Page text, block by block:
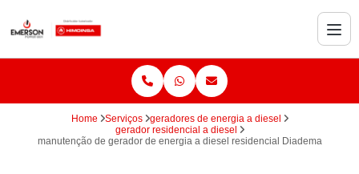
Home Serviços
geradores de energia a diesel
gerador residencial a diesel
manutenção de gerador de energia a diesel residencial Diadema